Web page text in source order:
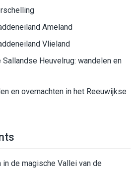
Ameland
Vlieland
Sallandse Heuvelrug: wandelen en
en overnachten in het Reeuwijkse
in de magische Vallei van de